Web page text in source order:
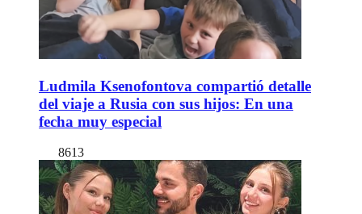
Ludmila Ksenofontova compartió detalle
del viaje a Rusia con sus hijos: En una
fecha muy especial
8613